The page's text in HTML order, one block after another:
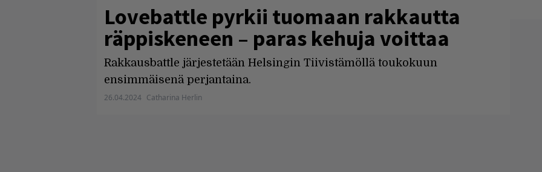
Lovebattle pyrkii tuomaan rakkautta
räppiskeneen – paras kehuja voittaa
Rakkausbattle järjestetään Helsingin Tiivistämöllä toukokuun
ensimmäisenä perjantaina.
26.04.2024 Catharina Herlin